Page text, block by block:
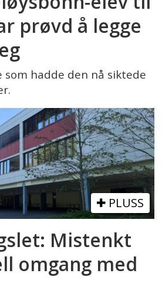
prøvd å legge
som hadde den nå siktede
PLUSS
Mistenkt
omgang med